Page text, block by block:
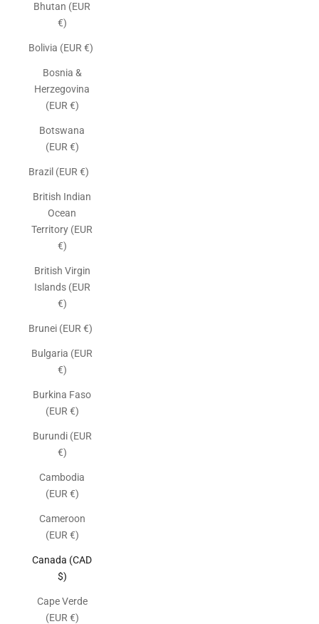
Bhutan (EUR
€)
Bolivia (EUR €)
Bosnia &
Herzegovina
(EUR €)
Botswana
(EUR €)
Brazil (EUR €)
British Indian
Ocean
Territory (EUR
€)
British Virgin
Islands (EUR
€)
Brunei (EUR €)
Bulgaria (EUR
€)
Burkina Faso
(EUR €)
Burundi (EUR
€)
Cambodia
(EUR €)
Cameroon
(EUR €)
Canada (CAD
$)
Cape Verde
(EUR €)